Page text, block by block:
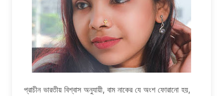
প্রাচীন ভারতীয় বিশ্বাস অনুযায়ী, বাম নাকের যে অংশ ফোরানো হয়,